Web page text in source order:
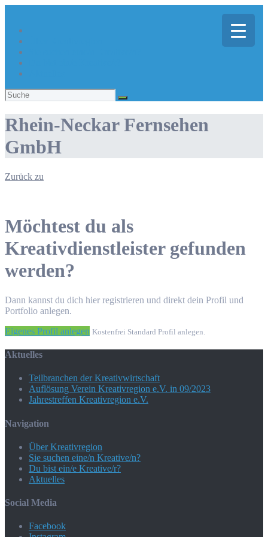
Suchen
nach:
Rhein-Neckar Fernsehen
GmbH
Zurück zu
Möchtest du als
Kreativdienstleister gefunden
werden?
Dann kannst du dich hier registrieren und direkt dein Profil und
Portfolio anlegen.
Eigenes Profil anlegen Kostenfrei Standard Profil anlegen.
Aktuelles
Teilbranchen der Kreativwirtschaft
Auflösung Verein Kreativregion e.V. in 09/2023
Jahrestreffen Kreativregion e.V.
Navigation
Über Kreativregion
Sie suchen eine/n Kreative/n?
Du bist ein/e Kreative/r?
Aktuelles
Social Media
Facebook